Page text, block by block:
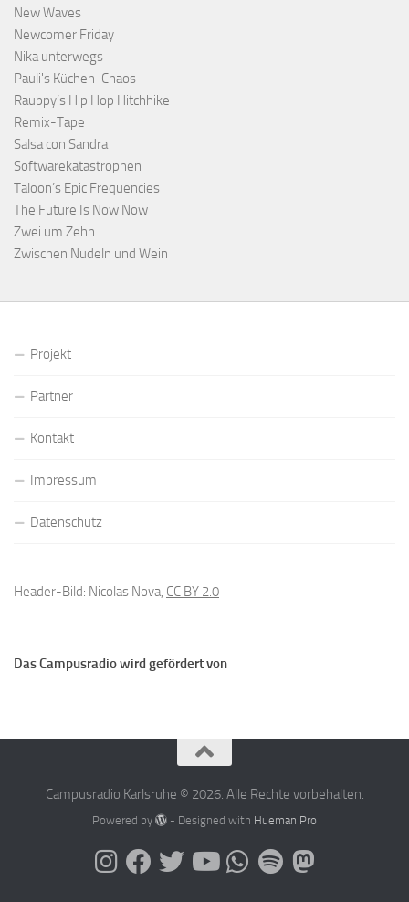
New Waves
Newcomer Friday
Nika unterwegs
Pauli's Küchen-Chaos
Rauppy’s Hip Hop Hitchhike
Remix-Tape
Salsa con Sandra
Softwarekatastrophen
Taloon’s Epic Frequencies
The Future Is Now Now
Zwei um Zehn
Zwischen Nudeln und Wein
Projekt
Partner
Kontakt
Impressum
Datenschutz
Header-Bild: Nicolas Nova, CC BY 2.0
Das Campusradio wird gefördert von
Campusradio Karlsruhe © 2026. Alle Rechte vorbehalten.
Powered by - Designed with Hueman Pro